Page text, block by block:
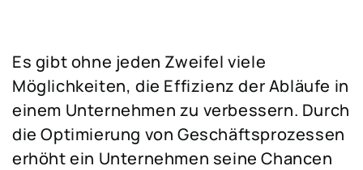
Es gibt ohne jeden Zweifel viele
Möglichkeiten, die Effizienz der Abläufe in
einem Unternehmen zu verbessern. Durch
die Optimierung von Geschäftsprozessen
erhöht ein Unternehmen seine Chancen